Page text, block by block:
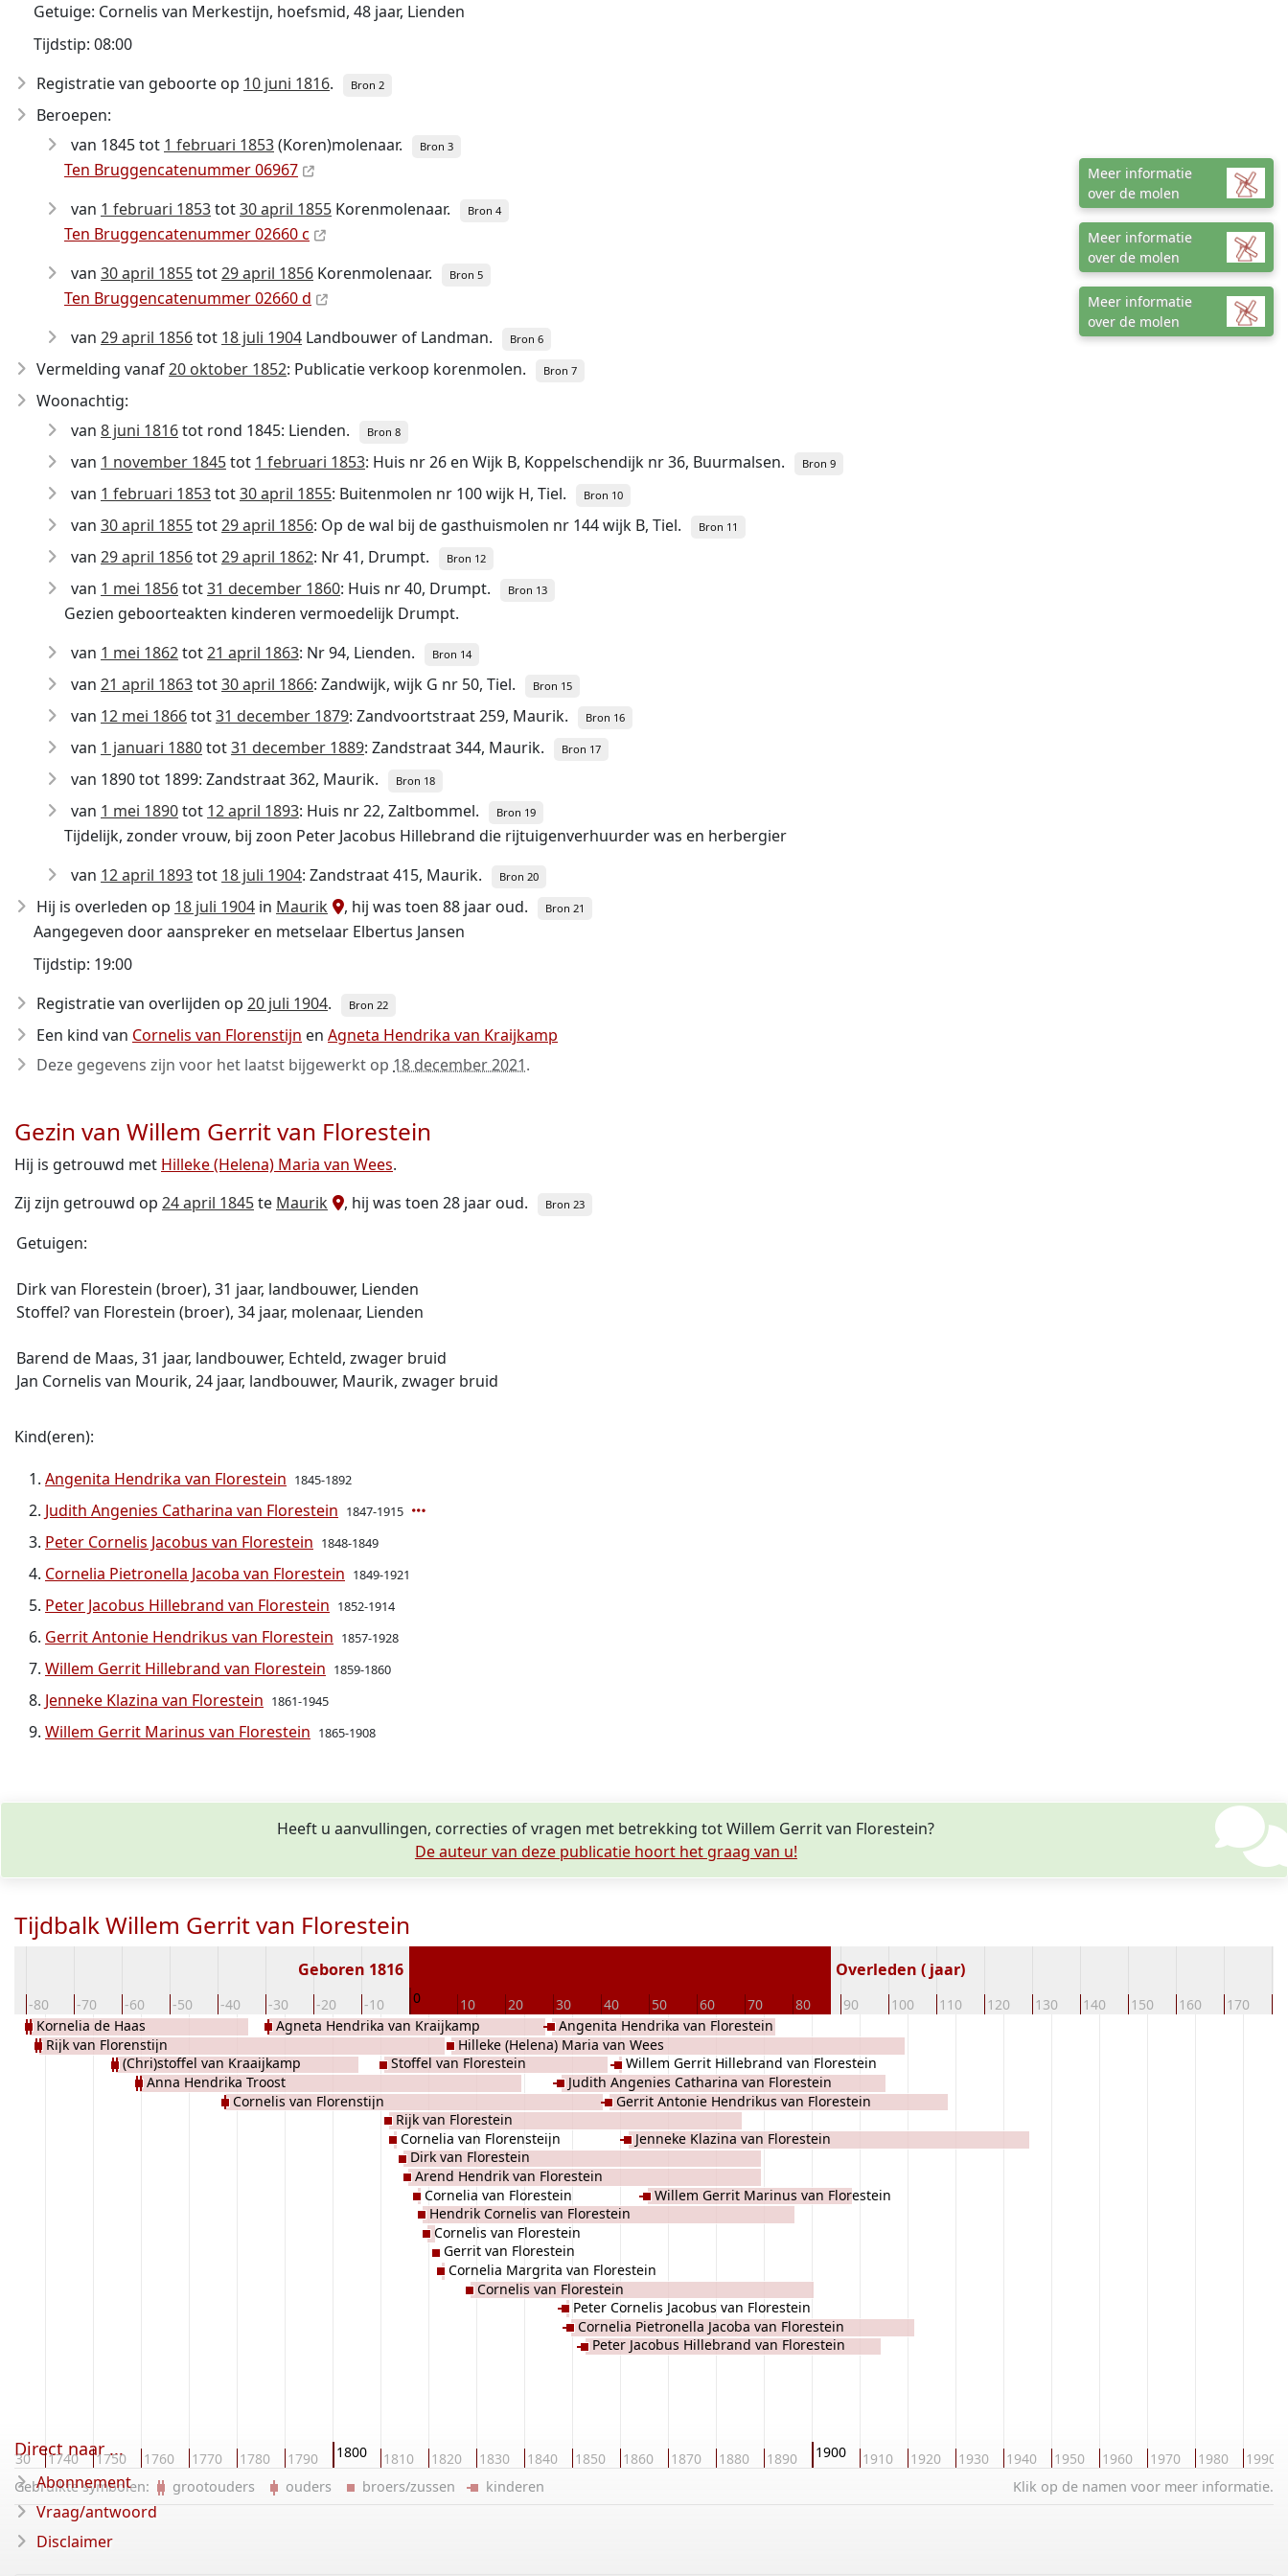
Getuige: Cornelis van Merkestijn, hoefsmid, 48 jaar, Lienden
Tijdstip: 08:00
Registratie van geboorte op 10 juni 1816. Bron 2
Beroepen:
van 1845 tot 1 februari 1853(Koren)molenaar. Bron 3
Meer informatie
over de molen
Ten Bruggencatenummer 06967
van 1 februari 1853tot30 april 1855 Korenmolenaar. Bron 4
Meer informatie
over de molen
Ten Bruggencatenummer 02660 c
van 30 april 1855tot29 april 1856 Korenmolenaar. Bron 5
Meer informatie
over de molen
Ten Bruggencatenummer 02660 d
van 29 april 1856tot 18 juli 1904 Landbouwer of Landman. Bron 6
Vermelding vanaf20 oktober 1852: Publicatie verkoop korenmolen. Bron 7
Woonachtig:
van 8 juni 1816tot rond 1845: Lienden. Bron 8
van 1 november 1845tot 1 februari 1853: Huis nr 26 en Wijk B, Koppelschendijk nr 36, Buurmalsen. Bron 9
van 1 februari 1853tot30 april 1855: Buitenmolen nr 100 wijk H, Tiel. Bron 10
van 30 april 1855tot29 april 1856: Op de wal bij de gasthuismolen nr 144 wijk B, Tiel. Bron 11
van 29 april 1856tot29 april 1862: Nr 41, Drumpt. Bron 12
van 1 mei 1856tot31 december 1860: Huis nr 40, Drumpt. Bron 13
Gezien geboorteakten kinderen vermoedelijk Drumpt.
van 1 mei 1862tot21 april 1863: Nr 94, Lienden. Bron 14
van 21 april 1863tot30 april 1866: Zandwijk, wijk G nr 50, Tiel. Bron 15
van 12 mei 1866tot31 december 1879: Zandvoortstraat 259, Maurik. Bron 16
van 1 januari 1880tot31 december 1889: Zandstraat 344, Maurik. Bron 17
van 1890 tot 1899: Zandstraat 362, Maurik. Bron 18
van 1 mei 1890tot 12 april 1893: Huis nr 22, Zaltbommel. Bron 19
Tijdelijk, zonder vrouw, bij zoon Peter Jacobus Hillebrand die rijtuigenverhuurder was en herbergier
van 12 april 1893tot 18 juli 1904: Zandstraat 415, Maurik. Bron 20
Hij is overleden op 18 juli 1904 in Maurik , hij was toen 88 jaar oud. Bron 21
Aangegeven door aanspreker en metselaar Elbertus Jansen
Tijdstip: 19:00
Registratie van overlijden op 20 juli 1904. Bron 22
Een kind van Cornelis van Florenstijn en Agneta Hendrika van Kraijkamp
Deze gegevens zijn voor het laatst bijgewerkt op 18 december 2021.
Gezin van Willem Gerrit van Florestein
Hij is getrouwd met Hilleke (Helena) Maria van Wees.
Zij zijn getrouwd op 24 april 1845te Maurik , hij was toen 28 jaar oud. Bron 23
Getuigen:
Dirk van Florestein (broer), 31 jaar, landbouwer, Lienden
Stoffel? van Florestein (broer), 34 jaar, molenaar, Lienden
Barend de Maas, 31 jaar, landbouwer, Echteld, zwager bruid
Jan Cornelis van Mourik, 24 jaar, landbouwer, Maurik, zwager bruid
Kind(eren):
Angenita Hendrika van Florestein 1845-1892
Judith Angenies Catharina van Florestein 1847-1915
Peter Cornelis Jacobus van Florestein 1848-1849
Cornelia Pietronella Jacoba van Florestein 1849-1921
Peter Jacobus Hillebrand van Florestein 1852-1914
Gerrit Antonie Hendrikus van Florestein 1857-1928
Willem Gerrit Hillebrand van Florestein 1859-1860
Jenneke Klazina van Florestein 1861-1945
Willem Gerrit Marinus van Florestein 1865-1908
Heeft u aanvullingen, correcties of vragen met betrekking tot Willem Gerrit van Florestein?
De auteur van deze publicatie hoort het graag van u!
Tijdbalk Willem Gerrit van Florestein
-80 -70 -60 -50 -40 -30 -20 -10 0 10 20 30 40 50 60 70 80 90 100 110 120 130 140 150 160 170
Geboren 1816 Overleden ( jaar)
1730 1740 1750 1760 1770 1780 1790 1800 1810 1820 1830 1840 1850 1860 1870 1880 1890 1900 1910 1920 1930 1940 1950 1960 1970 1980 1990
Kornelia de Haas
Rijk van Florenstijn
(Chri)stoffel van Kraaijkamp
Anna Hendrika Troost
Cornelis van Florenstijn
Agneta Hendrika van Kraijkamp
Stoffel van Florestein
Rijk van Florestein
Cornelia van Florensteijn
Dirk van Florestein
Arend Hendrik van Florestein
Cornelia van Florestein
Hendrik Cornelis van Florestein
Cornelis van Florestein
Gerrit van Florestein
Cornelia Margrita van Florestein
Hilleke (Helena) Maria van Wees
Cornelis van Florestein
Angenita Hendrika van Florestein
Judith Angenies Catharina van Florestein
Peter Cornelis Jacobus van Florestein
Cornelia Pietronella Jacoba van Florestein
Peter Jacobus Hillebrand van Florestein
Gerrit Antonie Hendrikus van Florestein
Willem Gerrit Hillebrand van Florestein
Jenneke Klazina van Florestein
Willem Gerrit Marinus van Florestein
Klik op de namen voor meer informatie.
Gebruikte symbolen: grootouders ouders broers/zussen kinderen
Direct naar ...
Abonnement
Vraag/antwoord
Disclaimer